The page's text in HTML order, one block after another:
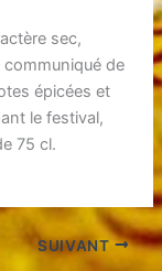
sec,
de
épicées et
le festival,
75 cl.
SUIVANT